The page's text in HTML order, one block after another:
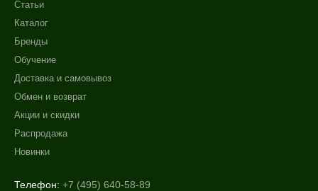
Статьи
Каталог
Бренды
Обучение
Доставка и самовывоз
Обмен и возврат
Акции и скидки
Распродажа
Новинки
Телефон: +7 (495) 640-58-89